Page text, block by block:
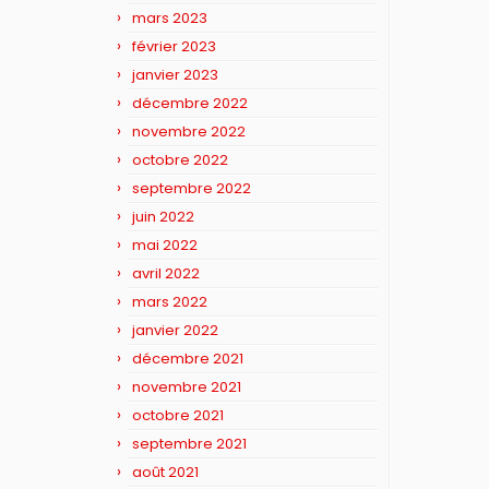
mars 2023
février 2023
janvier 2023
décembre 2022
novembre 2022
octobre 2022
septembre 2022
juin 2022
mai 2022
avril 2022
mars 2022
janvier 2022
décembre 2021
novembre 2021
octobre 2021
septembre 2021
août 2021